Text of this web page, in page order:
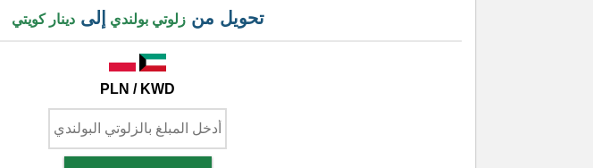
تحويل منزلوتي بولندي إلىدينار كويتي
PLN / KWD